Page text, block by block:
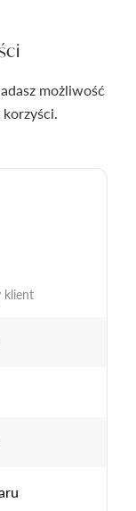
możliwość
klient